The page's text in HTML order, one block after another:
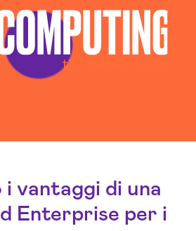
i vantaggi di una
Enterprise per i